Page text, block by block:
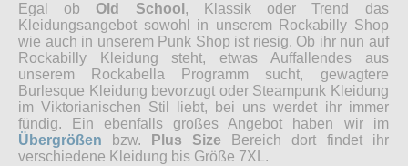
Egal ob Old School , Klassik oder Trend das
Kleidungsangebot sowohl in unserem Rockabilly Shop
wie auch in unserem Punk Shop ist riesig. Ob ihr nun auf
Rockabilly Kleidung steht, etwas Auffallendes aus
unserem Rockabella Programm sucht, gewagtere
Burlesque Kleidung bevorzugt oder Steampunk Kleidung
im Viktorianischen Stil liebt, bei uns werdet ihr immer
fündig. Ein ebenfalls großes Angebot haben wir im
Übergrößen bzw. Plus Size Bereich dort findet ihr
verschiedene Kleidung bis Größe 7XL.